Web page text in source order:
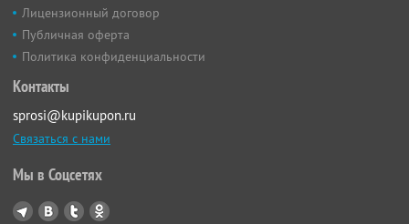
Лицензионный договор
Публичная оферта
Политика конфиденциальности
Контакты
sprosi@kupikupon.ru
Связаться с нами
Мы в Соцсетях